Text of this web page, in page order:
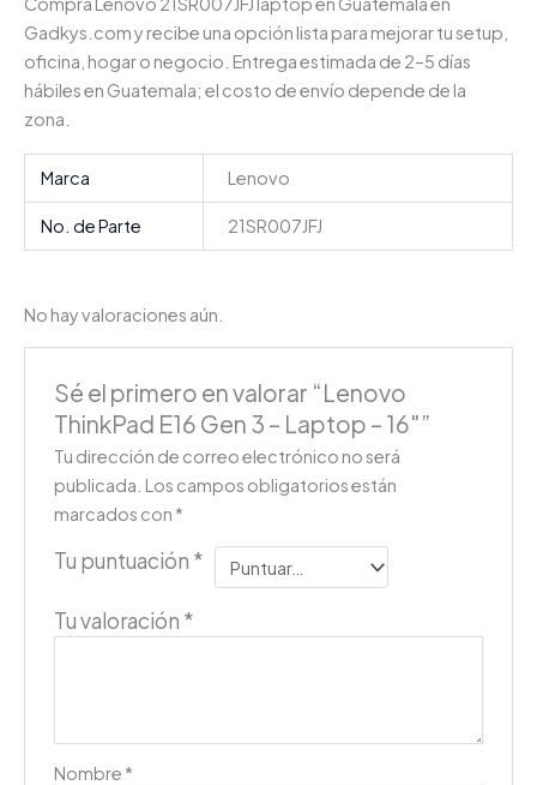
Gadkys.com y recibe una opción lista para mejorar tu setup,
oficina, hogar o negocio. Entrega estimada de 2–5 días
hábiles en Guatemala; el costo de envío depende de la
zona.
Marca Lenovo
No. de Parte 21SR007JFJ
No hay valoraciones aún.
Sé el primero en valorar “Lenovo
ThinkPad E16 Gen 3 – Laptop – 16″”
Tu dirección de correo electrónico no será
publicada. Los campos obligatorios están
marcados con *
Tu puntuación *
Tu valoración *
Nombre *